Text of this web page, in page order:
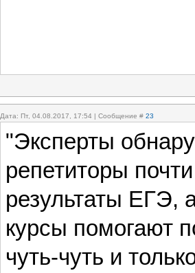
Дата: Пт, 04.08.2017, 17:54 | Сообщение # 23
"Эксперты
репетиторы
результаты ЕГЭ,
курсы помогают
чуть-чуть и